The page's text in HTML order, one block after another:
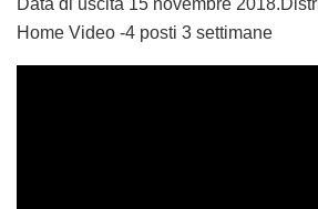
Data di uscita 15 novembre
Home Video -4 posti 3 settimane